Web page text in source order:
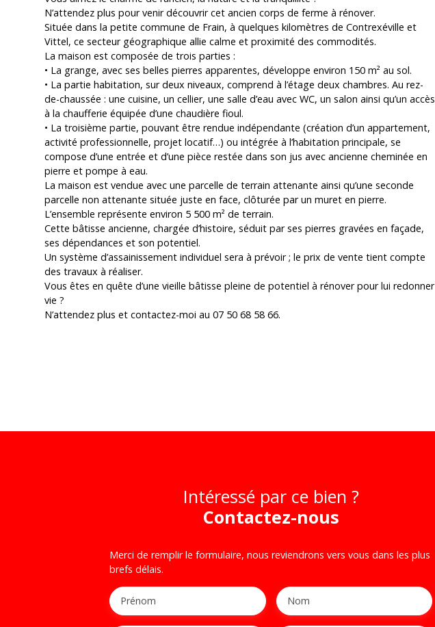
N’attendez plus pour venir découvrir cet ancien corps de ferme à rénover.
Située dans la petite commune de Frain, à quelques kilomètres de Contrexéville et
Vittel, ce secteur géographique allie calme et proximité des commodités.
La maison est composée de trois parties :
• La grange, avec ses belles pierres apparentes, développe environ 150 m² au sol.
• La partie habitation, sur deux niveaux, comprend à l’étage deux chambres. Au rez-
de-chaussée : une cuisine, un cellier, une salle d’eau avec WC, un salon ainsi qu’un accès
à la chaufferie équipée d’une chaudière fioul.
• La troisième partie, pouvant être rendue indépendante (création d’un appartement,
activité professionnelle, projet locatif…) ou intégrée à l’habitation principale, se
compose d’une entrée et d’une pièce restée dans son jus avec ancienne cheminée en
pierre et pompe à eau.
La maison est vendue avec une parcelle de terrain attenante ainsi qu’une seconde
parcelle non attenante située juste en face, clôturée par un muret en pierre.
L’ensemble représente environ 5 500 m² de terrain.
Cette bâtisse ancienne, chargée d’histoire, séduit par ses pierres gravées en façade,
ses dépendances et son potentiel.
Un système d’assainissement individuel sera à prévoir ; le prix de vente tient compte
des travaux à réaliser.
Vous êtes en quête d’une vieille bâtisse pleine de potentiel à rénover pour lui redonner
vie ?
N’attendez plus et contactez-moi au 07 50 68 58 66.
Intéressé par ce bien ?
Contactez-nous
Merci de remplir le formulaire, nous reviendrons vers vous dans les plus
brefs délais.
Prénom Nom